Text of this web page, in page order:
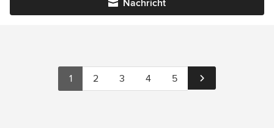
Nachricht
1 2 3 4 5